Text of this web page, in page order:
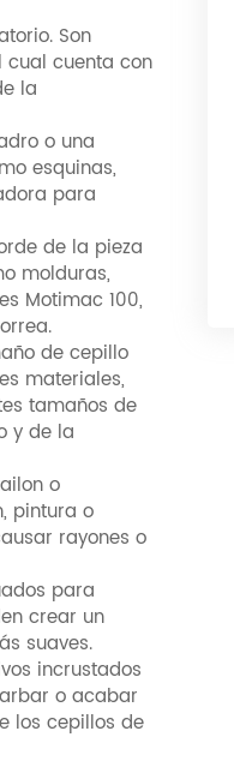
Son
cual cuenta con
la
o una
esquinas,
para
de la pieza
molduras,
Motimac 100,
de cepillo
materiales,
tamaños de
y de la
o
pintura o
rayones o
para
crear un
suaves.
incrustados
o acabar
los cepillos de